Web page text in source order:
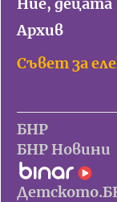
Архив
Съвет за
БНР
БНР Новини